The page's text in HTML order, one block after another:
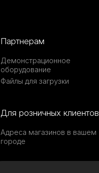
Партнерам
Демонстрационное
оборудование
Файлы для загрузки
Для розничных клиентов
Адреса магазинов в вашем
городе